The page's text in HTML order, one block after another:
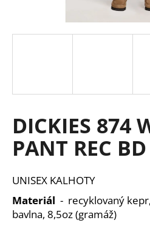
DICKIES 874
PANT REC BD
UNISEX KALHOTY
Materiál - recyklovaný
bavlna, 8,5oz (gramáž)
í
?
HLEDAT